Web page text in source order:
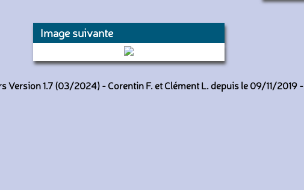
Image suivante
4001 et 4002 (RATP)
Version 1.7 (03/2024) - Corentin F. et Clément L. depuis le 09/11/2019 -